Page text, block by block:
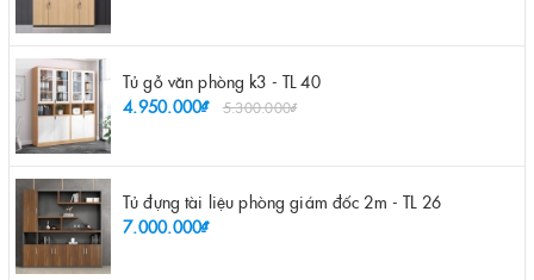
Tủ gỗ văn phòng k3 - TL 40
4.950.000₫
5.300.000₫
Tủ đựng tài liệu phòng giám đốc 2m - TL 26
7.000.000₫